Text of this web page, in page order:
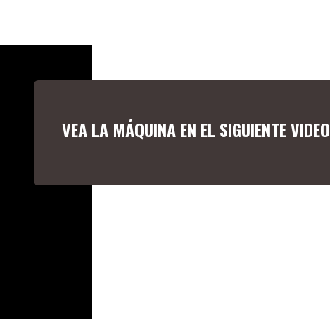
VEA LA MÁQUINA EN EL SIGUIENTE VIDEO